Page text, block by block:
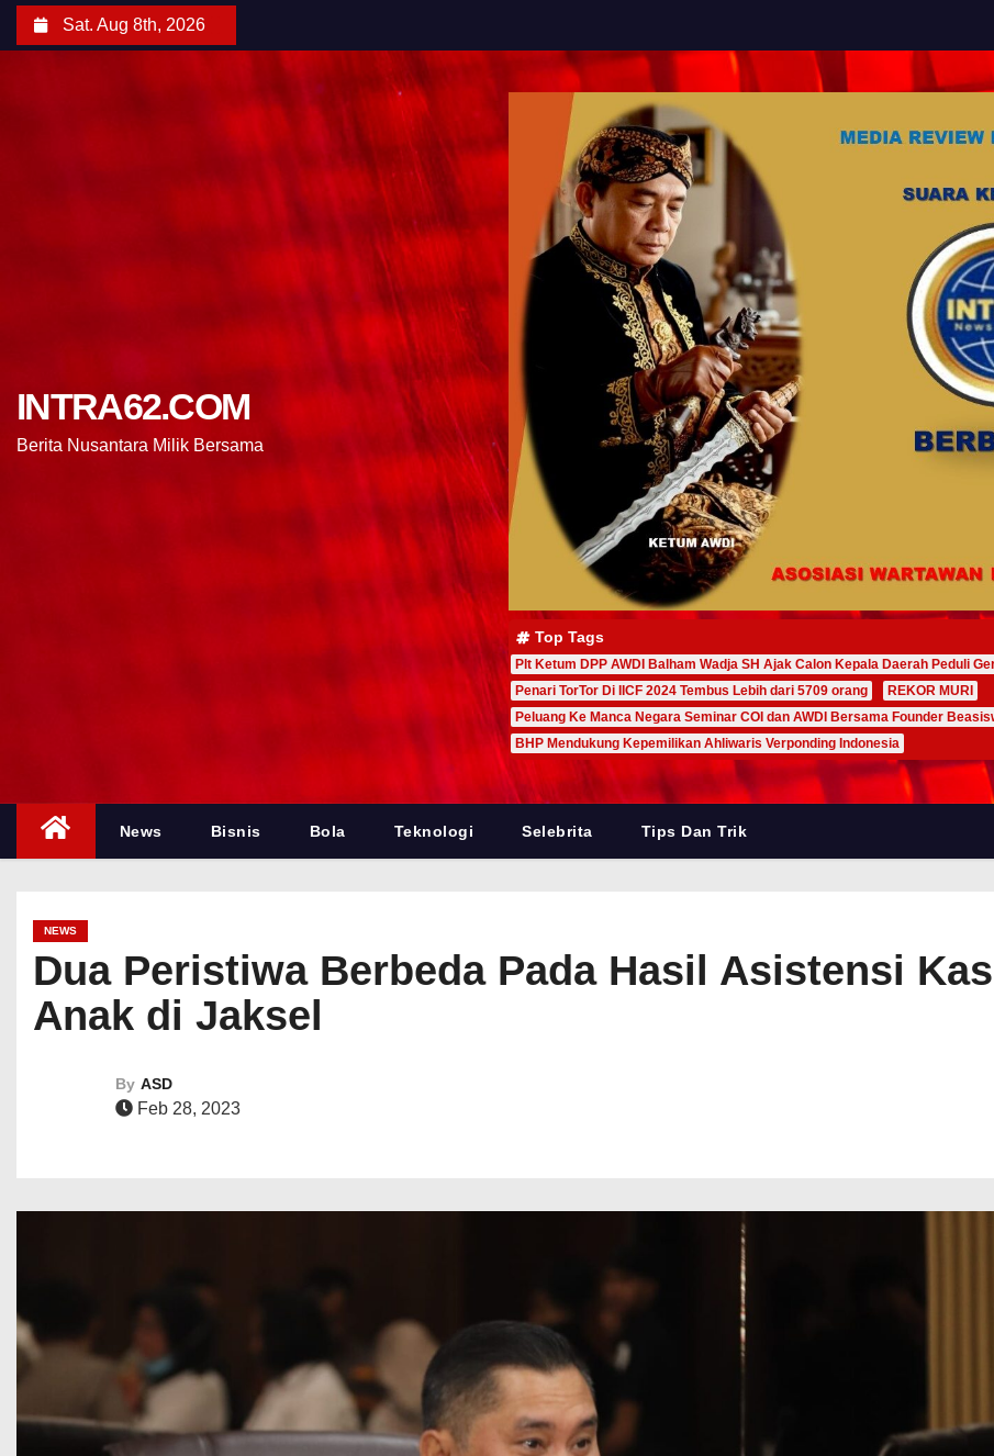
Sat. Aug 8th, 2026
INTRA62.COM
Berita Nusantara Milik Bersama
Top Tags
Plt Ketum DPP AWDI Balham Wadja SH Ajak Calon Kepala Daerah Peduli
Penari TorTor Di IICF 2024 Tembus Lebih dari 5709 orang
REKOR MURI
Peluang Ke Manca Negara Seminar COI dan AWDI Bersama Founder
BHP Mendukung Kepemilikan Ahliwaris Verponding Indonesia
News Bisnis Bola Teknologi Selebrita Tips Dan Trik
NEWS
Dua Peristiwa Berbeda Pada Hasil Asistensi
Anak di Jaksel
By ASD
Feb 28, 2023